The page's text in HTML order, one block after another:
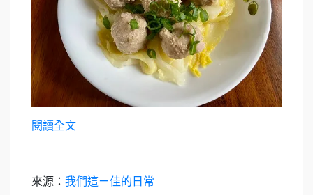
閱讀全文
來源： 我們這ㄧ佳的日常